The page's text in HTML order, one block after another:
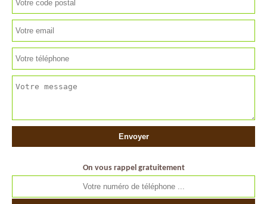
On vous rappel gratuitement